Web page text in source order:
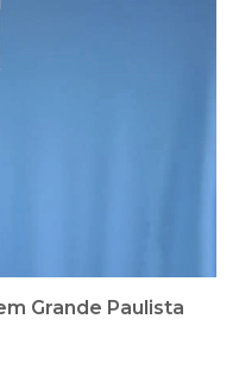
Grande Paulista